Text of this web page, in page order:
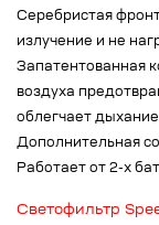
Серебристая
излучение и не
Запатентованная
воздуха
облегчает
Дополнительная
Работает от 2-х
Светофильтр